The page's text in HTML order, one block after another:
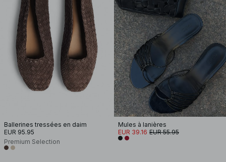
Ballerines tressées en daim
EUR 95.95
Premium Selection
Mules à lanières
EUR 39.16 EUR 55.95